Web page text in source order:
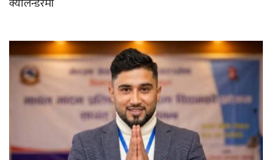
क्यालेन्डरमा